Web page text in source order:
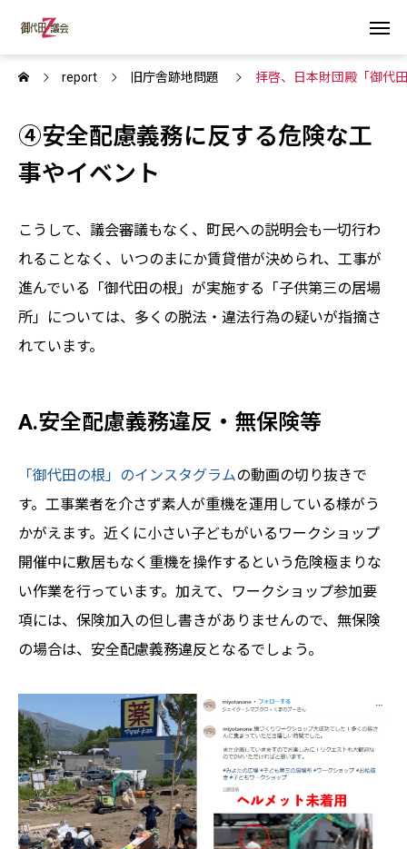
report 旧庁舎跡地問題 拝啓、日本財団殿「御代
④安全配慮義務に反する危険な工
事やイベント
こうして、議会審議もなく、町民への説明会も一切行わ
れることなく、いつのまにか賃貸借が決められ、工事が
進んでいる「御代田の根」が実施する「子供第三の居場
所」については、多くの脱法・違法行為の疑いが指摘さ
れています。
A.安全配慮義務違反・無保険等
「御代田の根」のインスタグラムの動画の切り抜きで
す。工事業者を介さず素人が重機を運用している様がう
かがえます。近くに小さい子どもがいるワークショップ
開催中に敷居もなく重機を操作するという危険極まりな
い作業を行っています。加えて、ワークショップ参加要
項には、保険加入の但し書きがありませんので、無保険
の場合は、安全配慮義務違反となるでしょう。